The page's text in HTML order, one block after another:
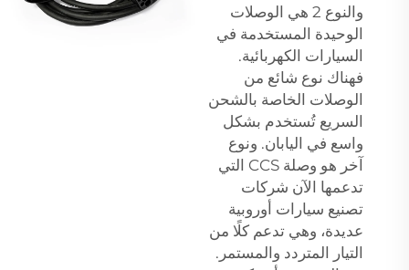
والنوع 2 هي الوصلات
الوحيدة المستخدمة في
السيارات الكهربائية.
فهناك نوع شائع من
الوصلات الخاصة بالشحن
السريع تُستخدم بشكل
واسع في اليابان. ونوع
آخر هو وصلة CCS التي
تدعمها الآن شركات
تصنيع سيارات أوروبية
عديدة، وهي تدعم كلًا من
التيار المتردد والمستمر.